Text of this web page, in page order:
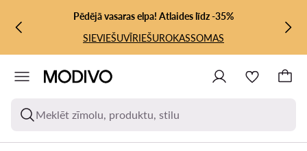
PĀRIET UZ GALVENO SATURU
PĀRIET UZ MEKLĒŠANUPēdējā vasaras elpa! Atlaides līdz -35%
SIEVIEŠUVĪRIEŠUROKASSOMAS
Meklēt zīmolu, produktu, stilu